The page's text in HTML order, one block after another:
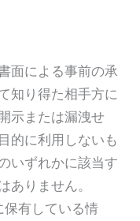
面による事前の承
知り得た相手方に
示または漏洩せ
的に利用しないも
いずれかに該当す
りません。
有している情